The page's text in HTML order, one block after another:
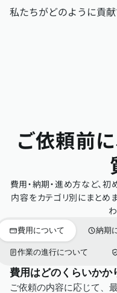
私たちがどのように貢
ご依頼前に
費用・納期・進め方など、
内容をカテゴリ別にまとめ
費用について 納期
作業の進行について
費用はどのくらいかか
ご依頼の内容に応じて、